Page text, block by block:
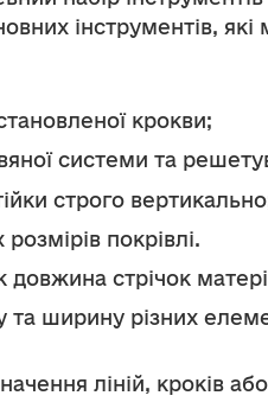
інструментів,
крокви;
системи та
строго
покрівлі.
стрічок
ширину різних
ліній, кроків або